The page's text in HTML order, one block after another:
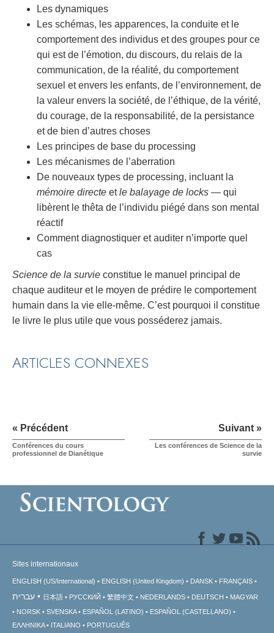
Les dynamiques
Les schémas, les apparences, la conduite et le
comportement des individus et des groupes pour ce
qui est de l’émotion, du discours, du relais de la
communication, de la réalité, du comportement
sexuel et envers les enfants, de l’environnement, de
la valeur envers la société, de l’éthique, de la vérité,
du courage, de la responsabilité, de la persistance
et de bien d’autres choses
Les principes de base du processing
Les mécanismes de l’aberration
De nouveaux types de processing, incluant la
mémoire directe etle balayage de locks — qui
libèrent le thêta de l’individu piégé dans son mental
réactif
Comment diagnostiquer et auditer n’importe quel
cas
Science de la survie constitue le manuel principal de
chaque auditeur et le moyen de prédire le comportement
humain dans la vie elle-même. C’est pourquoi il constitue
le livre le plus utile que vous posséderez jamais.
ARTICLES CONNEXES
« Précédent
Conférences du cours
professionnel de Dianétique
Suivant »
Les conférences de Science de la
survie
Sites internationaux
ENGLISH (US/International) ENGLISH (United Kingdom) DANSK FRANÇAIS
עברית 日本語 РУССКИЙ 繁體中文 NEDERLANDS DEUTSCH
MAGYAR
NORSK
SVENSKA ESPAÑOL (LATINO)
ESPAÑOL (CASTELLANO)
ΕΛΛΗΝΙΚA
ITALIANO PORTUGUÊS